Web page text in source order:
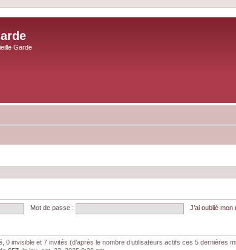
Garde
Mot de passe : J’ai oublié
0 invisible et 7 invités (d’après le nombre d’utilisateurs actifs ces 5 dernières